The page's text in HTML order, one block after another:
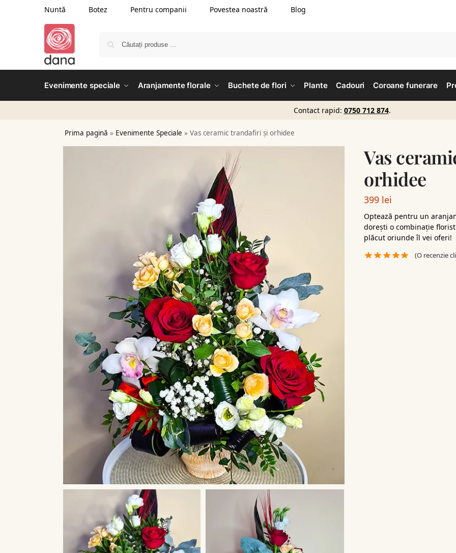
Nuntă Botez Pentru companii Povestea noastră Blog
Evenimente speciale Aranjamente florale Buchete de flori Plante Cadouri Coroane funerare
Contact rapid: 0750 712 874.
Prima pagină » Evenimente Speciale »Vas ceramic trandafiri și orhidee
Vas
orhidee
399 lei
Optează pentru un
dorești o combinație
plăcut oriunde îl vei oferi!
(O recenzie